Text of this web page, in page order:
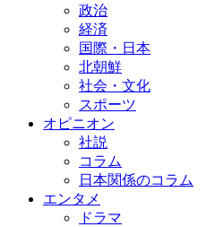
政治
経済
国際・日本
北朝鮮
社会・文化
スポーツ
オピニオン
社説
コラム
日本関係のコラム
エンタメ
ドラマ